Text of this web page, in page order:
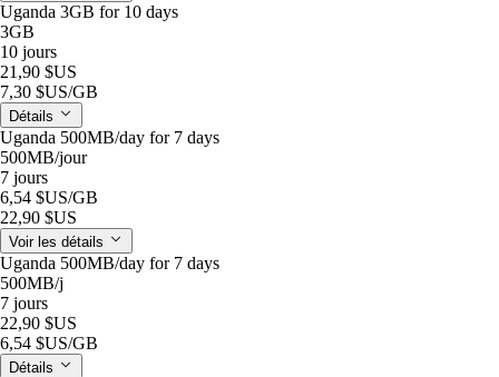
Uganda 3GB for 10 days
3GB
10 jours
21,90 $US
7,30 $US/GB
Détails
Uganda 500MB/day for 7 days
500MB/jour
7 jours
6,54 $US/GB
22,90 $US
Voir les détails
Uganda 500MB/day for 7 days
500MB/j
7 jours
22,90 $US
6,54 $US/GB
Détails